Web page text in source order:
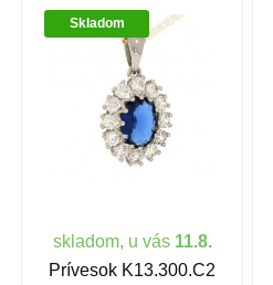
Skladom
skladom, u vás 11.8.
Prívesok K13.300.C2